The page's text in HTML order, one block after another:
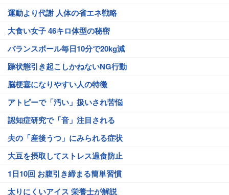
運動より代謝 人体の省エネ戦略
大食い女子 46キロ体型の秘密
バランスボール毎日10分で20kg減
躁状態引き起こしかねないNG行動
脳梗塞になりやすい人の特徴
アトピーで「汚い」扱いされ苦悩
認知症研究で「音」注目される
夫の「産後うつ」にみられる症状
大豆を摂取してストレス過食防止
1日10回 お腹引き締まる簡単習慣
太りにくいアイス 栄養士が解説